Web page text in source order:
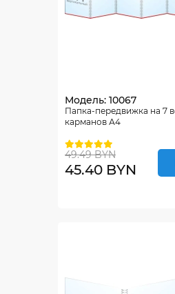
Модель: 10067
Папка-передвижка на 7
карманов А4
49.49 BYN
45.40 BYN